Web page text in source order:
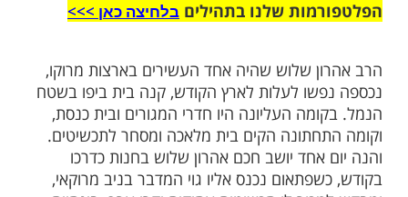
עוד תוכן חדש ומפתיע! התחברו לכל
שלנו בתהיליםבלחיצה כאן >>>​